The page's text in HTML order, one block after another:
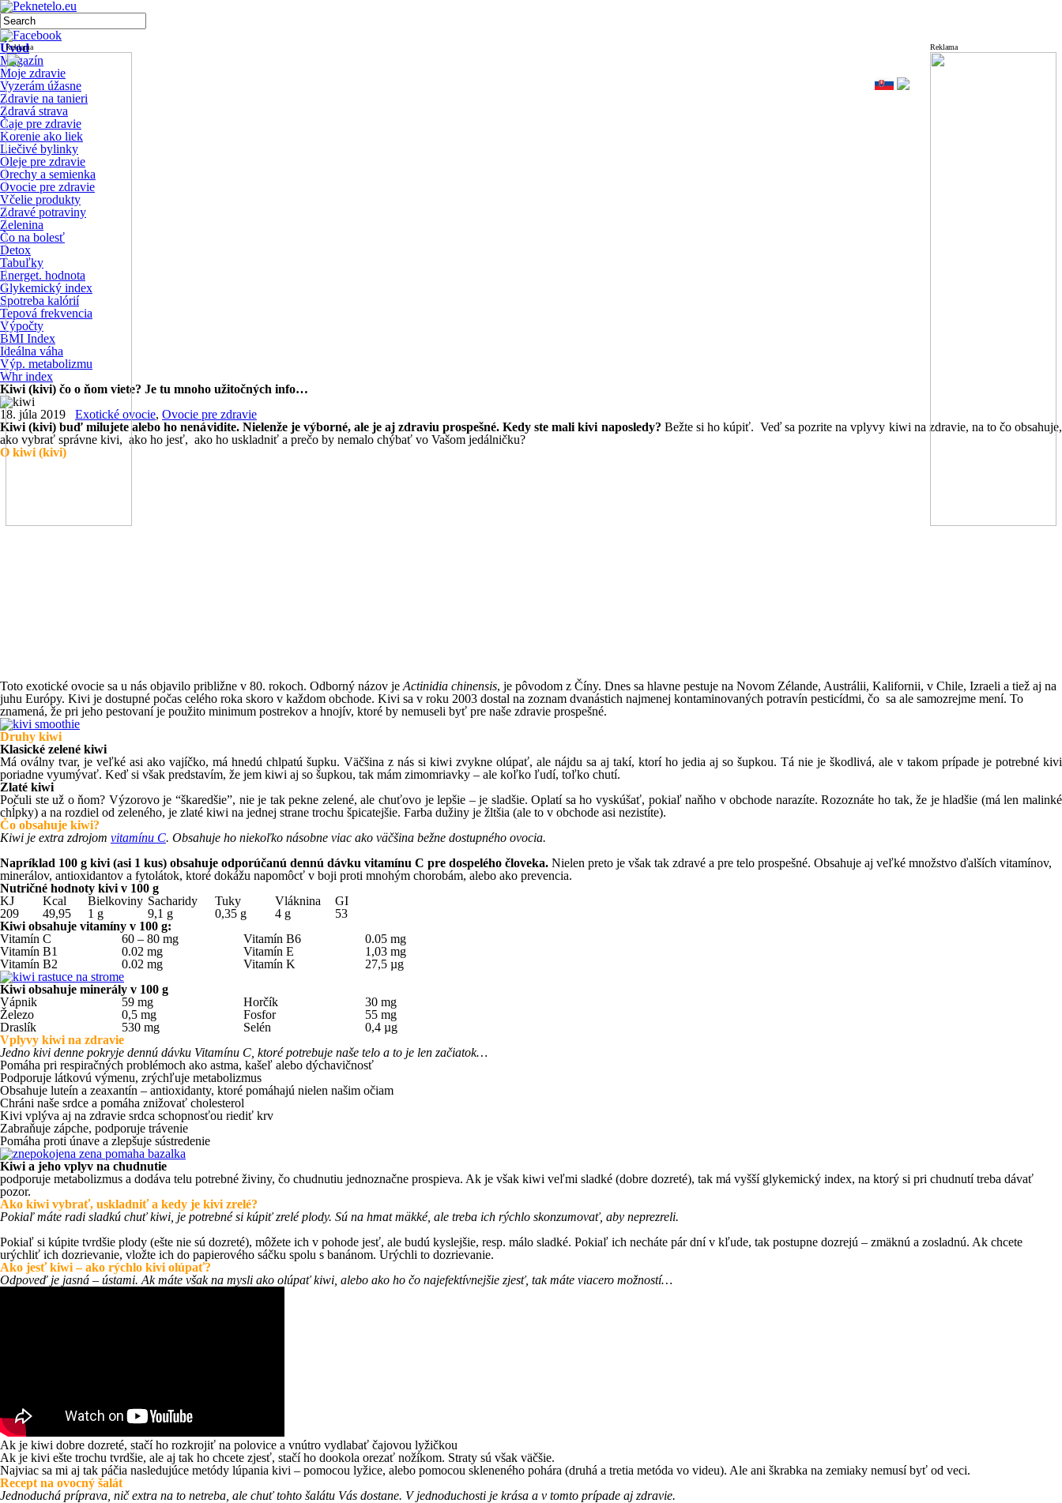
Reklama
Reklama
Úvod
Magazín
Moje zdravie
Vyzerám úžasne
Zdravie na tanieri
Zdravá strava
Čaje pre zdravie
Korenie ako liek
Liečivé bylinky
Oleje pre zdravie
Orechy a semienka
Ovocie pre zdravie
Včelie produkty
Zdravé potraviny
Zelenina
Čo na bolesť
Detox
Tabuľky
Energet. hodnota
Glykemický index
Spotreba kalórií
Tepová frekvencia
Výpočty
BMI Index
Ideálna váha
Výp. metabolizmu
Whr index
Kiwi (kivi) čo o ňom viete? Je tu mnoho užitočných info…
18. júla 2019
Exotické ovocie, Ovocie pre zdravie
Kiwi (kivi) buď milujete alebo ho nenávidite. Nielenže je výborné, ale je aj zdraviu prospešné. Kedy ste mali kivi naposledy? Bežte si ho kúpiť. Veď sa pozrite na vplyvy kiwi na zdravie, na to čo obsahuje,
ako vybrať správne kivi, ako ho jesť, ako ho uskladniť a prečo by nemalo chýbať vo Vašom jedálničku?
O kiwi (kivi)
Toto exotické ovocie sa u nás objavilo približne v 80. rokoch. Odborný názov je Actinidia chinensis, je pôvodom z Číny. Dnes sa hlavne pestuje na Novom Zélande, Austrálii, Kalifornii, v Chile, Izraeli a tiež aj na
juhu Európy. Kivi je dostupné počas celého roka skoro v každom obchode. Kivi sa v roku 2003 dostal na zoznam dvanástich najmenej kontaminovaných potravín pesticídmi, čo sa ale samozrejme mení. To
znamená, že pri jeho pestovaní je použito minimum postrekov a hnojív, ktoré by nemuseli byť pre naše zdravie prospešné.
Druhy kiwi
Klasické zelené kiwi
Má oválny tvar, je veľké asi ako vajíčko, má hnedú chlpatú šupku. Väčšina z nás si kiwi zvykne olúpať, ale nájdu sa aj takí, ktorí ho jedia aj so šupkou. Tá nie je škodlivá, ale v takom prípade je potrebné kivi
poriadne vyumývať. Keď si však predstavím, že jem kiwi aj so šupkou, tak mám zimomriavky – ale koľko ľudí, toľko chutí.
Zlaté kiwi
Počuli ste už o ňom? Výzorovo je “škaredšie”, nie je tak pekne zelené, ale chuťovo je lepšie – je sladšie. Oplatí sa ho vyskúšať, pokiaľ naňho v obchode narazíte. Rozoznáte ho tak, že je hladšie (má len malinké
chĺpky) a na rozdiel od zeleného, je zlaté kiwi na jednej strane trochu špicatejšie. Farba dužiny je žltšia (ale to v obchode asi nezistíte).
Čo obsahuje kiwi?
Kiwi je extra zdrojom vitamínu C. Obsahuje ho niekoľko násobne viac ako väčšina bežne dostupného ovocia.
Napríklad 100 g kivi (asi 1 kus) obsahuje odporúčanú dennú dávku vitamínu C pre dospelého človeka. Nielen preto je však tak zdravé a pre telo prospešné. Obsahuje aj veľké množstvo ďalších vitamínov,
minerálov, antioxidantov a fytolátok, ktoré dokážu napomôcť v boji proti mnohým chorobám, alebo ako prevencia.
Nutričné hodnoty kivi v 100 g
KJ
Kcal Bielkoviny Sacharidy Tuky Vláknina
GI
209
49,95 1 g 9,1 g 0,35 g 4 g
53
Kiwi obsahuje vitamíny v 100 g:
Vitamín C
60 – 80 mg Vitamín B6
0.05 mg
Vitamín B1
0.02 mg Vitamín E
1,03 mg
Vitamín B2
0.02 mg Vitamín K
27,5 µg
Kiwi obsahuje minerály v 100 g
Vápnik
59 mg Horčík
30 mg
Železo
0,5 mg Fosfor
55 mg
Draslík
530 mg Selén
0,4 µg
Vplyvy kiwi na zdravie
Jedno kivi denne pokryje dennú dávku Vitamínu C, ktoré potrebuje naše telo a to je len začiatok…
Pomáha pri respiračných problémoch ako astma, kašeľ alebo dýchavičnosť
Podporuje látkovú výmenu, zrýchľuje metabolizmus
Obsahuje luteín a zeaxantín – antioxidanty, ktoré pomáhajú nielen našim očiam
Chráni naše srdce a pomáha znižovať cholesterol
Kivi vplýva aj na zdravie srdca schopnosťou riediť krv
Zabraňuje zápche, podporuje trávenie
Pomáha proti únave a zlepšuje sústredenie
Kiwi a jeho vplyv na chudnutie
podporuje metabolizmus a dodáva telu potrebné živiny, čo chudnutiu jednoznačne prospieva. Ak je však kiwi veľmi sladké (dobre dozreté), tak má vyšší glykemický index, na ktorý si pri chudnutí treba dávať
pozor.
Ako kiwi vybrať, uskladniť a kedy je kivi zrelé?
Pokiaľ máte radi sladkú chuť kiwi, je potrebné si kúpiť zrelé plody. Sú na hmat mäkké, ale treba ich rýchlo skonzumovať, aby neprezreli.
Pokiaľ si kúpite tvrdšie plody (ešte nie sú dozreté), môžete ich v pohode jesť, ale budú kyslejšie, resp. málo sladké. Pokiaľ ich necháte pár dní v kľude, tak postupne dozrejú – zmäknú a zosladnú. Ak chcete
urýchliť ich dozrievanie, vložte ich do papierového sáčku spolu s banánom. Urýchli to dozrievanie.
Ako jesť kiwi – ako rýchlo kivi olúpať?
Odpoveď je jasná – ústami. Ak máte však na mysli ako olúpať kiwi, alebo ako ho čo najefektívnejšie zjesť, tak máte viacero možností…
Ak je kiwi dobre dozreté, stačí ho rozkrojiť na polovice a vnútro vydlabať čajovou lyžičkou
Ak je kivi ešte trochu tvrdšie, ale aj tak ho chcete zjesť, stačí ho dookola orezať nožíkom. Straty sú však väčšie.
Najviac sa mi aj tak páčia nasledujúce metódy lúpania kivi – pomocou lyžice, alebo pomocou skleneného pohára (druhá a tretia metóda vo videu). Ale ani škrabka na zemiaky nemusí byť od veci.
Recept na ovocný šalát
Jednoduchá príprava, nič extra na to netreba, ale chuť tohto šalátu Vás dostane. V jednoduchosti je krása a v tomto prípade aj zdravie.